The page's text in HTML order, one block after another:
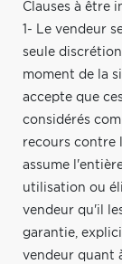
Clauses à être
1- Le vendeur
seule
moment de la
accepte que
considérés
recours contre
assume
utilisation ou
vendeur qu'il
garantie,
vendeur quant